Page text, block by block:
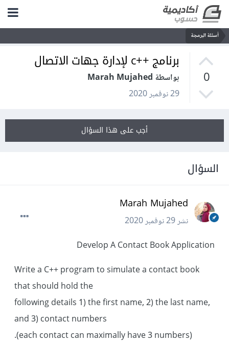
أسئلة البرمجة
0
برنامج ++c لإدارة جهات الاتصال
بواسطة Marah Mujahed
29 نوفمبر 2020
أجب على هذا السؤال
السؤال
Marah Mujahed
نشر29 نوفمبر 2020
Develop A Contact Book Application
Write a C++ program to simulate a contact book
that should hold the
following details 1) the first name, 2) the last name,
and 3) contact numbers
(each contact can maximally have 3 numbers).